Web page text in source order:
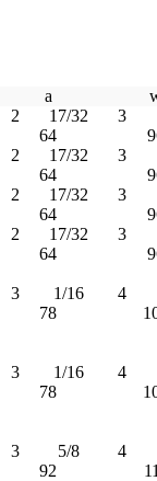
a
2 17/32
3
64
2 17/32
3
64
2 17/32
3
64
2 17/32
3
64
3 1/16
4
78
3 1/16
4
78
3 5/8
4
92